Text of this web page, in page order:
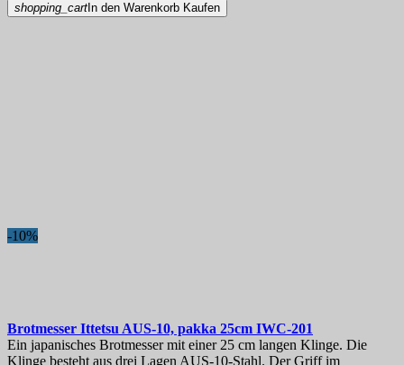
shopping_cart In den Warenkorb Kaufen
-10%
Brotmesser Ittetsu AUS-10, pakka 25cm IWC-201
Ein japanisches Brotmesser mit einer 25 cm langen Klinge. Die
Klinge besteht aus drei Lagen AUS-10-Stahl. Der Griff im